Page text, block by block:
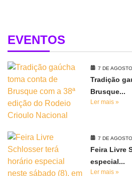
EVENTOS
7 DE
Tradição
Brusque...
Ler mais »
7 DE
Feira Livre
especial...
Ler mais »